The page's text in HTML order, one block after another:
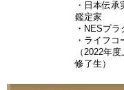
・日本伝
鑑定家
・NESプ
・ライフコ
（2022年
修了生）